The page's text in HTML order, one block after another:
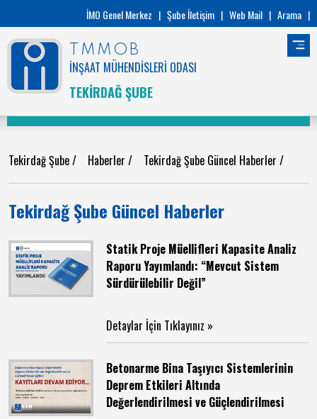
İMO Genel Merkez | Şube İletişim | Web Mail | Arama |
TMMOB
İNŞAAT MÜHENDİSLERİ ODASI
TEKİRDAĞ ŞUBE
Tekirdağ Şube/ Haberler / Tekirdağ Şube Güncel Haberler /
Tekirdağ Şube Güncel Haberler
Statik Proje Müellifleri Kapasite Analiz
Raporu Yayımlandı: “Mevcut Sistem
Sürdürülebilir Değil”
Detaylar İçin Tıklayınız »
Betonarme Bina Taşıyıcı Sistemlerinin
Deprem Etkileri Altında
Değerlendirilmesi ve Güçlendirilmesi